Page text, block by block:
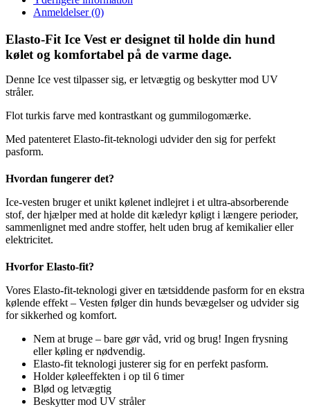
Anmeldelser (0)
Elasto-Fit Ice Vest er designet til holde din hund
kølet og komfortabel på de varme dage.
Denne Ice vest tilpasser sig, er letvægtig og beskytter mod UV
stråler.
Flot turkis farve med kontrastkant og gummilogomærke.
Med patenteret Elasto-fit-teknologi udvider den sig for perfekt
pasform.
Hvordan fungerer det?
Ice-vesten bruger et unikt kølenet indlejret i et ultra-absorberende
stof, der hjælper med at holde dit kæledyr køligt i længere perioder,
sammenlignet med andre stoffer, helt uden brug af kemikalier eller
elektricitet.
Hvorfor Elasto-fit?
Vores Elasto-fit-teknologi giver en tætsiddende pasform for en ekstra
kølende effekt – Vesten følger din hunds bevægelser og udvider sig
for sikkerhed og komfort.
Nem at bruge – bare gør våd, vrid og brug! Ingen frysning
eller køling er nødvendig.
Elasto-fit teknologi justerer sig for en perfekt pasform.
Holder køleeffekten i op til 6 timer
Blød og letvægtig
Beskytter mod UV stråler